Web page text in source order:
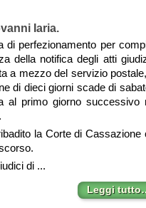
Iaria.
di perfezionamento per
della notifica degli atti
a mezzo del servizio
di dieci giorni scade di
al primo giorno successivo
la Corte di Cassazione
di ...
Leggi